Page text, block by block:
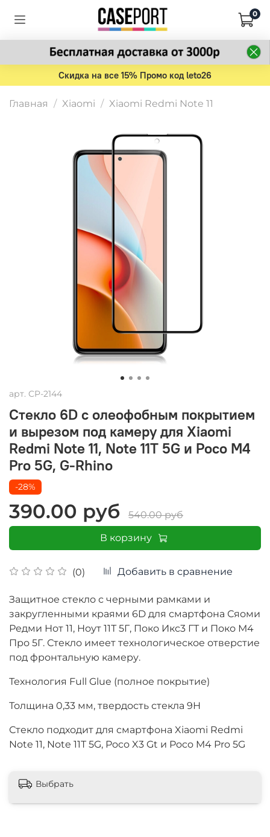
0
Скидка на все 15% Промо код leto26
Главная Xiaomi Xiaomi Redmi Note 11
арт. CP-2144
Cтекло 6D c олеофобным покрытием
и вырезом под камеру для Xiaomi
Redmi Note 11, Note 11T 5G и Poco M4
Pro 5G, G-Rhino
(0) Добавить в сравнение
-28%
390.00 руб
540.00 руб
В корзину
Защитное стекло с черными рамками и
закругленными краями 6D для смартфона Сяоми
Редми Нот 11, Ноут 11Т 5Г, Поко Икс3 ГТ и Поко М4
Про 5Г. Стекло имеет технологическое отверстие
под фронтальную камеру.
Технология Full Glue (полное покрытие)
Толщина 0,33 мм, твердость стекла 9Н
Стекло подходит для смартфона Xiaomi Redmi
Note 11, Note 11T 5G, Poco X3 Gt и Poco M4 Pro 5G
Выбрать